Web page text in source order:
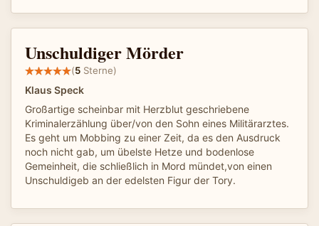
Unschuldiger Mörder
(5 Sterne)
Klaus Speck
Großartige scheinbar mit Herzblut geschriebene
Kriminalerzählung über/von den Sohn eines Militärarztes.
Es geht um Mobbing zu einer Zeit, da es den Ausdruck
noch nicht gab, um übelste Hetze und bodenlose
Gemeinheit, die schließlich in Mord mündet,von einen
Unschuldigeb an der edelsten Figur der Tory.